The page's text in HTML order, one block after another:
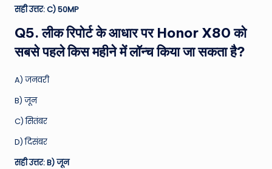
सही उत्तर: C) 50MP
Q5. लीक रिपोर्ट के आधार पर Honor X80 को
सबसे पहले किस महीने में लॉन्च किया जा सकता है?
A) जनवरी
B) जून
C) सितंबर
D) दिसंबर
सही उत्तर: B) जून